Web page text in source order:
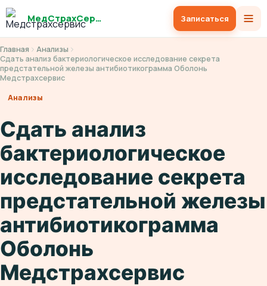
МедСтрахСервис Записаться
Главная
Анализы
Сдать анализ бактериологическое исследование секрета
предстательной железы антибиотикограмма Оболонь
Медстрахсервис
Анализы
Сдать анализ
бактериологическое
исследование секрета
предстательной железы
антибиотикограмма
Оболонь
Медстрахсервис